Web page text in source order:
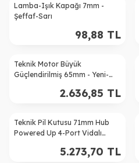
Lamba-Işık Kapağı 7mm -
Şeffaf-Sarı
98,88 TL
Teknik Motor Büyük
Güçlendirilmiş 65mm - Yeni-
2.636,85 TL
Teknik Pil Kutusu 71mm Hub
Powered Up 4-Port Vidalı
5.273,70 TL